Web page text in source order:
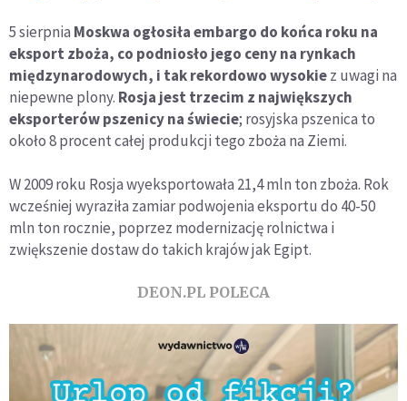
5 sierpnia Moskwa ogłosiła embargo do końca roku na
eksport zboża, co podniosło jego ceny na rynkach
międzynarodowych, i tak rekordowo wysokiez uwagi na
niepewne plony. Rosja jest trzecim z największych
eksporterów pszenicy na świecie; rosyjska pszenica to
około 8 procent całej produkcji tego zboża na Ziemi.
W 2009 roku Rosja wyeksportowała 21,4 mln ton zboża. Rok
wcześniej wyraziła zamiar podwojenia eksportu do 40-50
mln ton rocznie, poprzez modernizację rolnictwa i
zwiększenie dostaw do takich krajów jak Egipt.
DEON.PL POLECA